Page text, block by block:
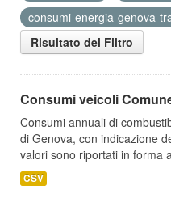
consumi-energia-genova-
Risultato del Filtro
Consumi veicoli
Consumi annuali di
di Genova, con indicazione
valori sono riportati in forma
CSV